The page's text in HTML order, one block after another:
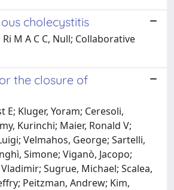
cholecystitis
M A C C, Null; Collaborative
the closure of
Kluger, Yoram; Ceresoli,
Kurinchi; Maier, Ronald V;
Velmahos, George; Sartelli,
Simone; Viganò, Jacopo;
Sugrue, Michael; Scalea,
Peitzman, Andrew; Kim,